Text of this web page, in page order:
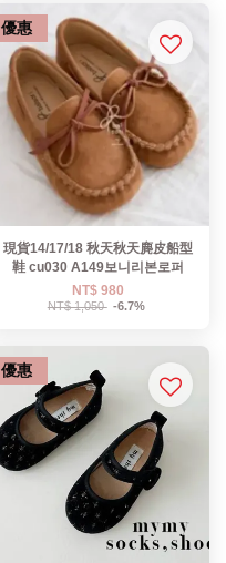
優惠
現貨14/17/18 秋天秋天麂皮船型
鞋 cu030 A149보니리본로퍼
NT$ 980
NT$ 1,050 -6.7%
優惠